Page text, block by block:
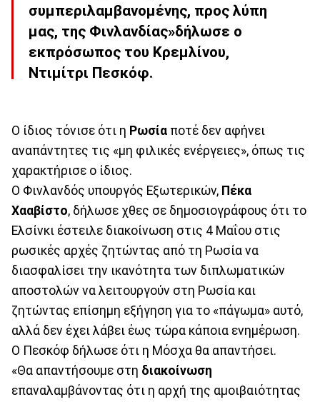
συμπεριλαμβανομένης, προς λύπη
μας, της Φινλανδίας»δήλωσε ο
εκπρόσωπος του Κρεμλίνου,
Ντιμίτρι Πεσκόφ.
Ο ίδιος τόνισε ότι η Ρωσία ποτέ δεν αφήνει
αναπάντητες τις «μη φιλικές ενέργειες», όπως τις
χαρακτήρισε ο ίδιος.
Ο Φινλανδός υπουργός Εξωτερικών, Πέκα
Χααβίστο, δήλωσε χθες σε δημοσιογράφους ότι το
Ελσίνκι έστειλε διακοίνωση στις 4 Μαΐου στις
ρωσικές αρχές ζητώντας από τη Ρωσία να
διασφαλίσει την ικανότητα των διπλωματικών
αποστολών να λειτουργούν στη Ρωσία και
ζητώντας επίσημη εξήγηση για το «πάγωμα» αυτό,
αλλά δεν έχει λάβει έως τώρα κάποια ενημέρωση.
Ο Πεσκόφ δήλωσε ότι η Μόσχα θα απαντήσει.
«Θα απαντήσουμε στη διακοίνωση
επαναλαμβάνοντας ότι η αρχή της αμοιβαιότητας